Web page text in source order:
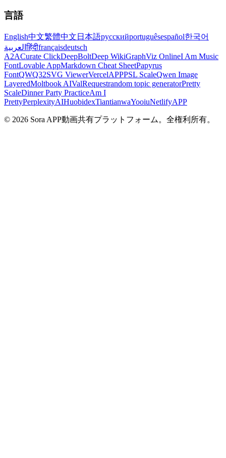
言語
English中文繁體中文 日本語русскийportuguêsespañol한국어
العربيةहिंदीfrançaisdeutsch
A2ACurate ClickDeepBoltDeep WikiGraphViz OnlineI Am Music
FontLovable AppMarkdown Cheat SheetPapyrus
FontQWQ32SVG ViewerVercelAPPPSL ScaleQwen Image
LayeredMoltbook AIValRequestrandom topic generatorPretty
ScaleDinner Party PracticeAm I
PrettyPerplexityAIHuobidexTiantianwaYooiuNetlifyAPP
© 2026 Sora APP動画共有プラットフォーム。全権利所有。